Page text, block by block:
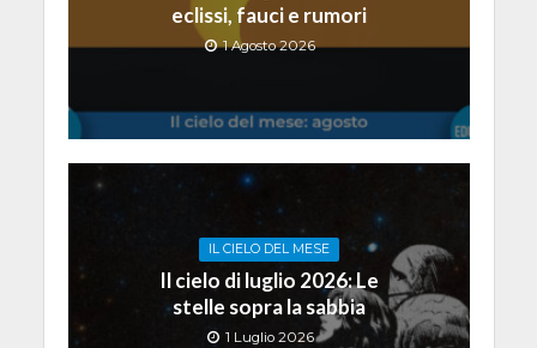
eclissi, fauci e rumori
1 Agosto 2026
IL CIELO DEL MESE
Il cielo di luglio 2026: Le
stelle sopra la sabbia
1 Luglio 2026